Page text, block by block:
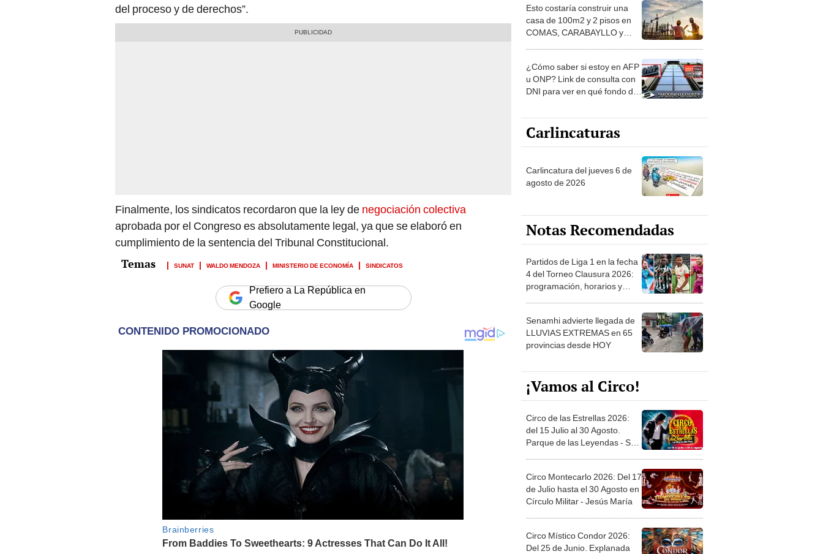
del proceso y de derechos”.
Finalmente, los sindicatos recordaron que la ley de negociación colectiva
aprobada por el Congreso es absolutamente legal, ya que se elaboró en
cumplimiento de la sentencia del Tribunal Constitucional.
SUNAT WALDO MENDOZA MINISTERIO DE ECONOMÍA SINDICATOS
Prefiero a La República en
Google
Esto costaría construir una
casa de 100m2 y 2 pisos en
COMAS, CARABAYLLO y
¿Cómo saber si estoy en AFP
u ONP? Link de consulta con
DNI para ver en qué fondo de
Carlincaturas
Carlincatura del jueves 6 de
agosto de 2026
Notas Recomendadas
Partidos de Liga 1 en la fecha
4 del Torneo Clausura 2026:
programación, horarios y
Senamhi advierte llegada de
LLUVIAS EXTREMAS en 65
provincias desde HOY
¡Vamos al Circo!
Circo de las Estrellas 2026:
del 15 Julio al 30 Agosto.
Parque de las Leyendas - San
Circo Montecarlo 2026: Del 17
de Julio hasta el 30 Agosto en
Círculo Militar - Jesús María
Circo Místico Condor 2026:
Del 25 de Junio. Explanada